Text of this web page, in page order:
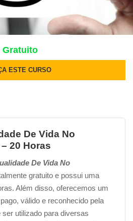
Gratuito
ESTE CURSO
De Vida No
20 Horas
De Vida No
gratuito e possui uma
Além disso, oferecemos um
válido e reconhecido pela
ser utilizado para diversas